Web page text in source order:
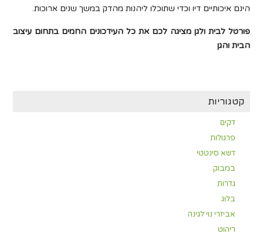
הינם איכותיים דיו וכדי שתוכלו ליהנות מהדק במשך שנים ארוכות.
פורטל לבית ולגן מציגה לכם את כל העידכונים החמים בתחום עיצוב
הבית והגן
קטגוריות
דקים
פרגולות
דשא סינטטי
במבוק
גדרות
בלוג
אביזרי נוי לגינה
ריהוט